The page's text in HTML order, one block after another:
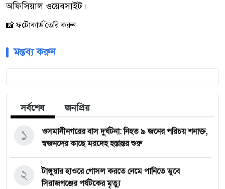
অফিসিয়াল ওয়েবসাইট।
📸 ফটোকার্ড তৈরি করুন
মন্তব্য করুন
সর্বশেষ জনপ্রিয়
‎ওসমানীনগরের বাস দুর্ঘটনা: নিহত ৯ জনের পরিচয় শনাক্ত,
স্বজনদের কাছে মরদেহ হস্তান্তর শুরু
১
টাঙ্গুয়ার হাওরে গোসল করতে নেমে পানিতে ডুবে
সিরাজগঞ্জের পর্যটকের মৃত্যু
২